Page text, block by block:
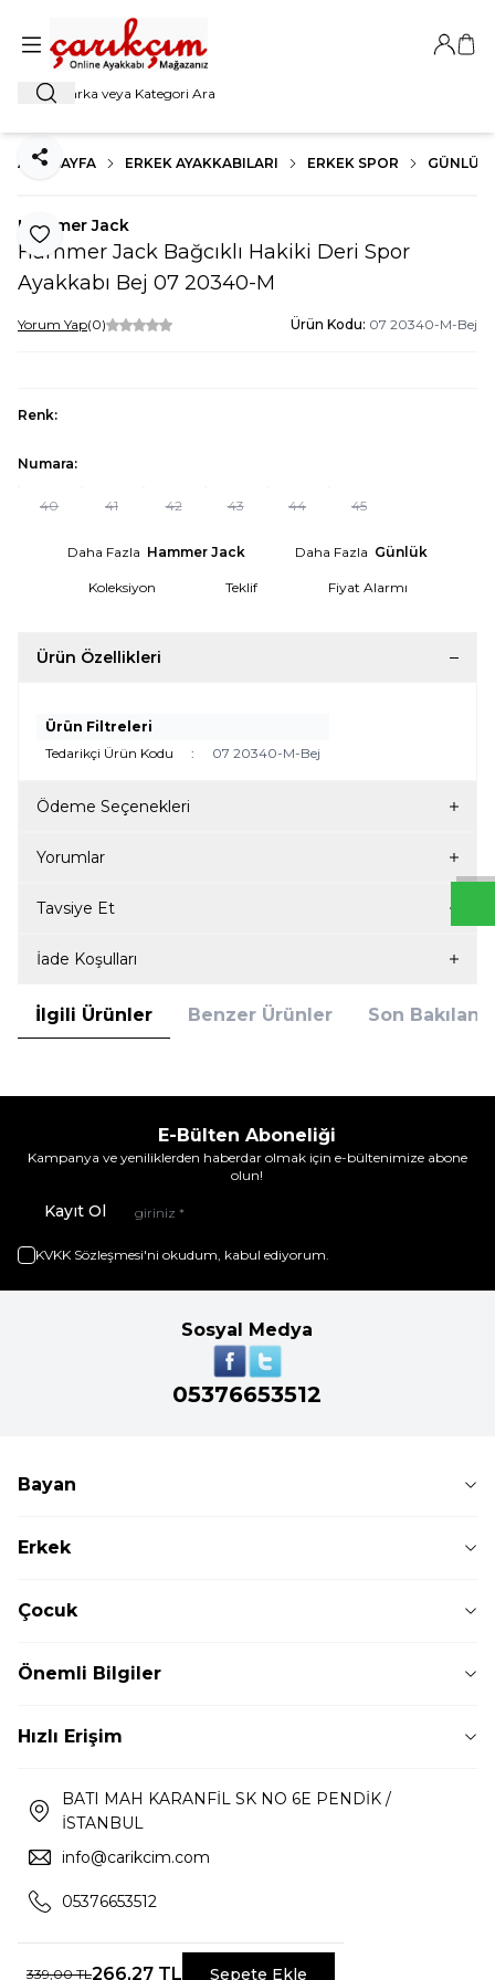
Ara
Giriş
ANA SAYFA ERKEK AYAKKABILARI ERKEK SPOR GÜNLÜK
Favoriye Ekle
Paylaş
Hammer Jack
Hammer Jack Bağcıklı Hakiki Deri Spor
Ayakkabı Bej 07 20340-M
Yorum Yap(0) Ürün Kodu: 07 20340-M-Bej
339,00TL266,27 TL Sepete Ekle
Renk:
Numara:
40 41 42 43 44 45
Daha Fazla Hammer Jack Daha Fazla Günlük
Koleksiyon Teklif Fiyat Alarmı
Ürün Özellikleri
Ürün Filtreleri
Tedarikçi Ürün Kodu
: 07 20340-M-Bej
Ödeme Seçenekleri
Yorumlar
Tavsiye Et
İade Koşulları
İlgili Ürünler Benzer Ürünler Son
E-Bülten Aboneliği
Kampanya ve yeniliklerden haberdar olmak için e-bültenimize abone
olun!
Kayıt Ol
KVKK Sözleşmesi'ni okudum, kabul ediyorum.
Sosyal Medya
05376653512
Bayan
Erkek
Çocuk
Önemli Bilgiler
Hızlı Erişim
BATI MAH KARANFİL SK NO 6E PENDİK /
İSTANBUL
info@carikcim.com
05376653512